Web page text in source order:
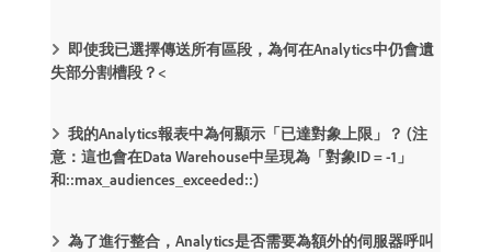
即使我已選擇傳送所有區段，為何在Analytics中仍會遺
失部分割槽段？<
我的Analytics報表中為何顯示「已達對象上限」？ (注
意：這也會在Data Warehouse中呈現為「對象ID = -1」
和::max_audiences_exceeded::)
為了進行整合，Analytics是否需要為額外的伺服器呼叫